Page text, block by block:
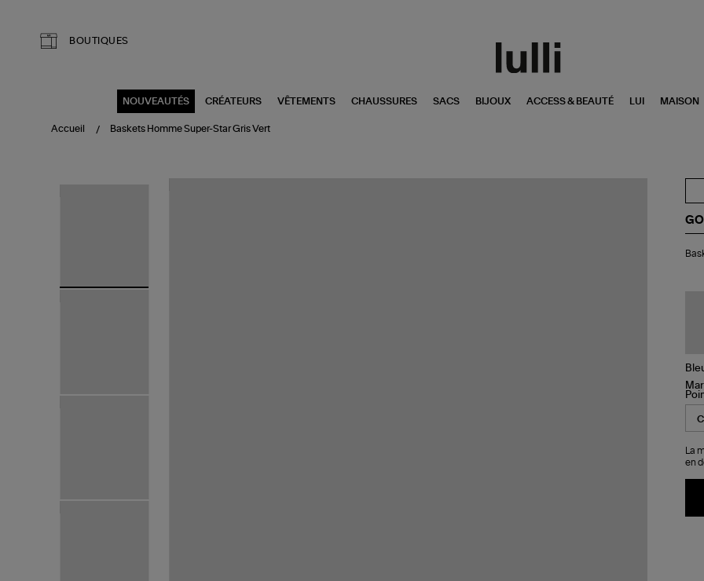
BOUTIQUES
NOUVEAUTÉS CRÉATEURS VÊTEMENTS CHAUSSURES SACS BIJOUX ACCESS & BEAUTÉ LUI MAISON
Accueil Baskets Homme Super-Star Gris Vert
La
en